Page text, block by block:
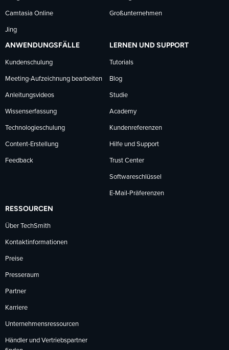
Camtasia Online
Jing
Großunternehmen
ANWENDUNGSFÄLLE
Kundenschulung
Meeting-Aufzeichnung bearbeiten
Anleitungsvideos
Wissenserfassung
Technologieschulung
Content-Erstellung
Feedback
LERNEN UND SUPPORT
Tutorials
Blog
Studie
Academy
Kundenreferenzen
Hilfe und Support
Trust Center
Softwareschlüssel
E-Mail-Präferenzen
RESSOURCEN
Über TechSmith
Kontaktinformationen
Preise
Presseraum
Partner
Karriere
Unternehmensressourcen
Händler und Vertriebspartner